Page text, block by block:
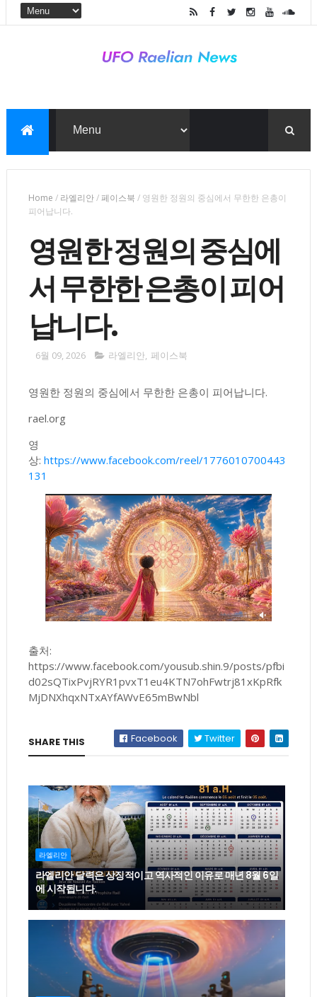
Home / 라엘리안/페이스북 / 영원한 정원의 중심에서 무한한 은총이
피어납니다.
영원한 정원의 중심에
서 무한한 은총이 피어
납니다.
6월 09, 2026 라엘리안, 페이스북
영원한 정원의 중심에서 무한한 은총이 피어납니다.
rael.org
영
상: https://www.facebook.com/reel/1776010700443
131
출처:
https://www.facebook.com/yousub.shin.9/posts/pfbi
d02sQTixPvjRYR1pvxT1eu4KTN7ohFwtrj81xKpRfk
MjDNXhqxNTxAYfAWvE65mBwNbl
SHARE THIS Facebook Twitter
라엘리안
라엘리안 달력은 상징적이고 역사적인 이유로 매년 8월 6일
에 시작됩니다.